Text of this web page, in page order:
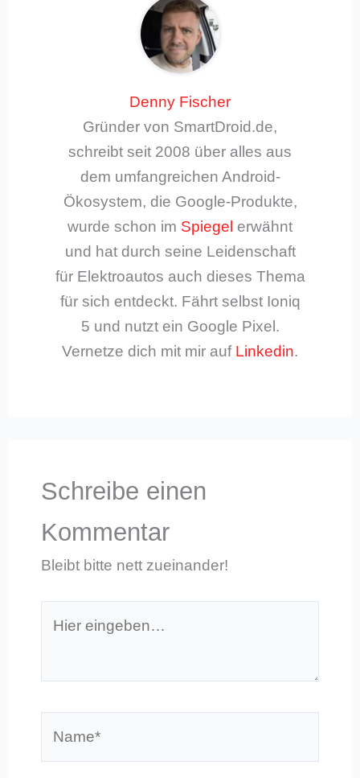
Denny Fischer
Gründer von SmartDroid.de,
schreibt seit 2008 über alles aus
dem umfangreichen Android-
Ökosystem, die Google-Produkte,
wurde schon im Spiegel erwähnt
und hat durch seine Leidenschaft
für Elektroautos auch dieses Thema
für sich entdeckt. Fährt selbst Ioniq
5 und nutzt ein Google Pixel.
Vernetze dich mit mir auf Linkedin.
Schreibe einen
Kommentar
Bleibt bitte nett zueinander!
eingeben…